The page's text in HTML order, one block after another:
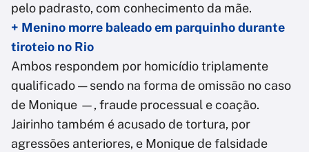
pelo padrasto, com conhecimento da mãe.
+ Menino morre baleado em parquinho durante
tiroteio no Rio
Ambos respondem por homicídio triplamente
qualificado — sendo na forma de omissão no caso
de Monique —, fraude processual e coação.
Jairinho também é acusado de tortura, por
agressões anteriores, e Monique de falsidade